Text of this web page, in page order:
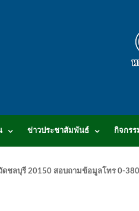
ข่าวประชาสัมพันธ์ กิจกรร
ชลบุรี 20150 สอบถามข้อมูลโทร 0-